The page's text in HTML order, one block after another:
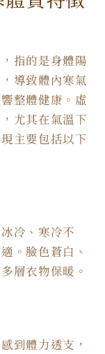
指的是身體陽
導致體內寒氣
整體健康。虛
尤其在氣溫下
主要包括以下
冷、寒冷不
。臉色蒼白、
層衣物保暖。
到體力透支，